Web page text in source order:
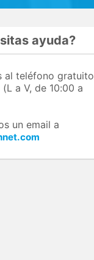
ayuda?
al teléfono gratuito
(L a V, de 10:00 a
un email a